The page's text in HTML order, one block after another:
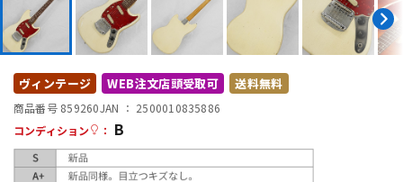
DTM オンライン納品 レコーディング機器
配信/ライブ機器
中古 ヴィンテージ
ヴィンテージ WEB注文店頭受取可 送料無料
商品番号 859260JAN ： 2500010835886
コンディション
： B